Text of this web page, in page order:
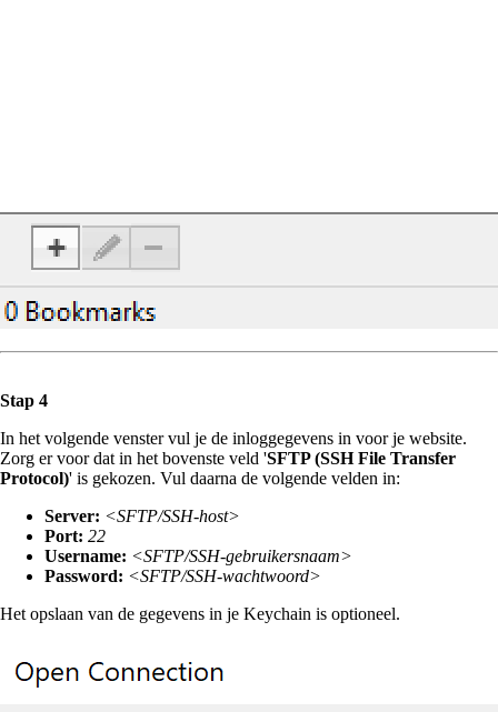
Stap 4
In het volgende venster vul je de inloggegevens in voor je website.
Zorg er voor dat in het bovenste veld 'SFTP (SSH File Transfer
Protocol)' is gekozen. Vul daarna de volgende velden in:
Server: <SFTP/SSH-host>
Port: 22
Username: <SFTP/SSH-gebruikersnaam>
Password: <SFTP/SSH-wachtwoord>
Het opslaan van de gegevens in je Keychain is optioneel.